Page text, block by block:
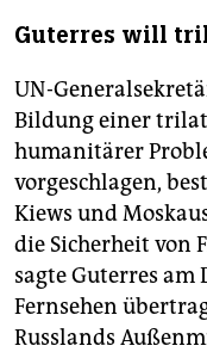
abo
genossenschaft
epaper login
Guterres will
UN-
Bildung einer
humanitärer
vorgeschlagen,
Kiews und
die Sicherheit von
sagte Guterres am
Fernsehen
Russlands